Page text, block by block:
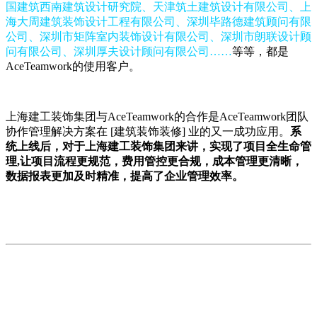
国建筑西南建筑设计研究院、天津筑土建筑设计有限公司、上
海大周建筑装饰设计工程有限公司、深圳毕路德建筑顾问有限
公司、深圳市矩阵室内装饰设计有限公司、深圳市朗联设计顾
问有限公司、深圳厚夫设计顾问有限公司……等等，都是
AceTeamwork的使用客户。
上海建工装饰集团与AceTeamwork的合作是AceTeamwork团队
协作管理解决方案在 [建筑装饰装修] 业的又一成功应用。 系
统上线后，对于上海建工装饰集团来讲，实现了项目全生命管
理,让项目流程更规范，费用管控更合规，成本管理更清晰，
数据报表更加及时精准，提高了企业管理效率。